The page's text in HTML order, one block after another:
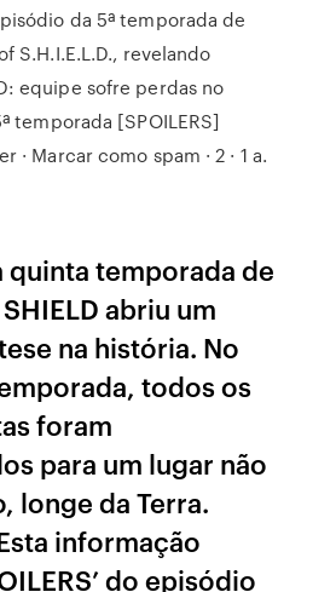
da 5ª temporada de
S.H.I.E.L.D., revelando
equipe sofre perdas no
temporada [SPOILERS]
· Marcar como spam · 2 · 1 a.
quinta temporada de
abriu um
na história. No
todos os
foram
para um lugar não
longe da Terra.
informação
do episódio